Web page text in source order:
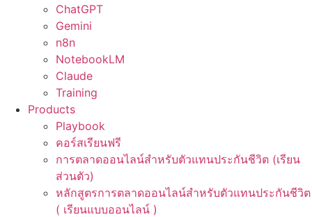
ChatGPT
Gemini
n8n
NotebookLM
Claude
Training
Products
Playbook
คอร์สเรียนฟรี
การตลาดออนไลน์สำหรับตัวแทนประกันชีวิต (เรียน
ส่วนตัว)
หลักสูตรการตลาดออนไลน์สำหรับตัวแทนประกันชีวิต
( เรียนแบบออนไลน์ )